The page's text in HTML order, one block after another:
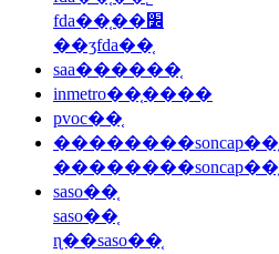
fda��֤��׼
��ʒfda��֤
saa������֤
inmetro��֤����
pvoc��֤
��������soncap��֤
��������soncap��֤
saso��֤
saso��֤
ɳ��saso��֤